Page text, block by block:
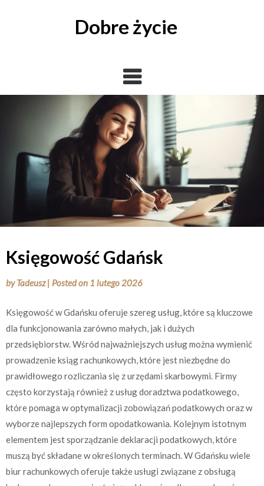
Dobre życie
Księgowość Gdańsk
byTadeusz | Posted on 1 lutego 2026
Księgowość w Gdańsku oferuje szereg usług, które są kluczowe
dla funkcjonowania zarówno małych, jak i dużych
przedsiębiorstw. Wśród najważniejszych usług można wymienić
prowadzenie ksiąg rachunkowych, które jest niezbędne do
prawidłowego rozliczania się z urzędami skarbowymi. Firmy
często korzystają również z usług doradztwa podatkowego,
które pomaga w optymalizacji zobowiązań podatkowych oraz w
wyborze najlepszych form opodatkowania. Kolejnym istotnym
elementem jest sporządzanie deklaracji podatkowych, które
muszą być składane w określonych terminach. W Gdańsku wiele
biur rachunkowych oferuje także usługi związane z obsługą